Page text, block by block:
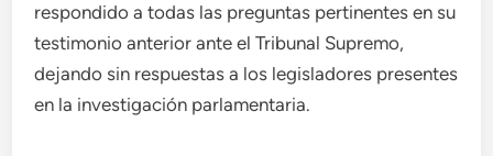
respondido a todas las preguntas pertinentes en su
testimonio anterior ante el Tribunal Supremo,
dejando sin respuestas a los legisladores presentes
en la investigación parlamentaria.